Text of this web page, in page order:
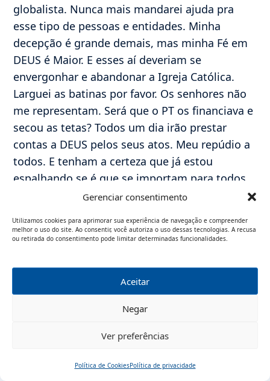
Gerenciar consentimento
Utilizamos cookies para aprimorar sua experiência de navegação e compreender
melhor o uso do site. Ao consentir, você autoriza o uso dessas tecnologias. A recusa
ou retirada do consentimento pode limitar determinadas funcionalidades.
Aceitar
Negar
Ver preferências
Política de CookiesPolítica de privacidade
globalista. Nunca mais mandarei ajuda pra
esse tipo de pessoas e entidades. Minha
decepção é grande demais, mas minha Fé em
DEUS é Maior. E esses aí deveriam se
envergonhar e abandonar a Igreja Católica.
Larguei as batinas por favor. Os senhores não
me representam. Será que o PT os financiava e
secou as tetas? Todos um dia irão prestar
contas a DEUS pelos seus atos. Meu repúdio a
todos. E tenham a certeza que já estou
espalhando se é que se importam para todos
os católicos de verdade que Eu conheço. Meus
J.Roberto Machado5 DE AGOSTO, 2020
Maria. permita-me tirar uma cópia de tudo que
você postou ! quero mostrar para os meus